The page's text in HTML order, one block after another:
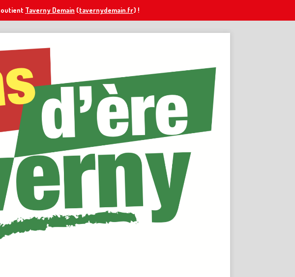
Taverny Demain (tavernydemain.fr) !